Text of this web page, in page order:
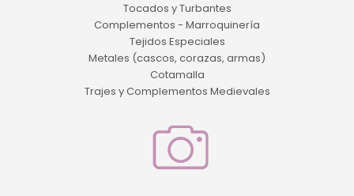
Tocados y Turbantes
Complementos - Marroquinería
Tejidos Especiales
Metales (cascos, corazas, armas)
Cotamalla
Trajes y Complementos Medievales